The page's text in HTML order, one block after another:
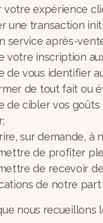
votre expérience
une transaction
service après-
votre inscription
de vous identifier
de tout fait ou
de cibler vos
sur demande, à
de profiter
de recevoir
de notre
nous recueillons